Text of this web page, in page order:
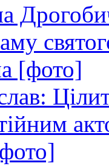
[фото]